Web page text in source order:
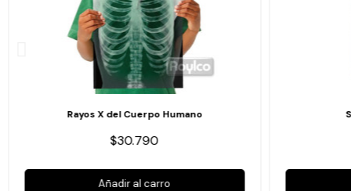
Rayos X del Cuerpo Humano
$30.790
Añadir al carro